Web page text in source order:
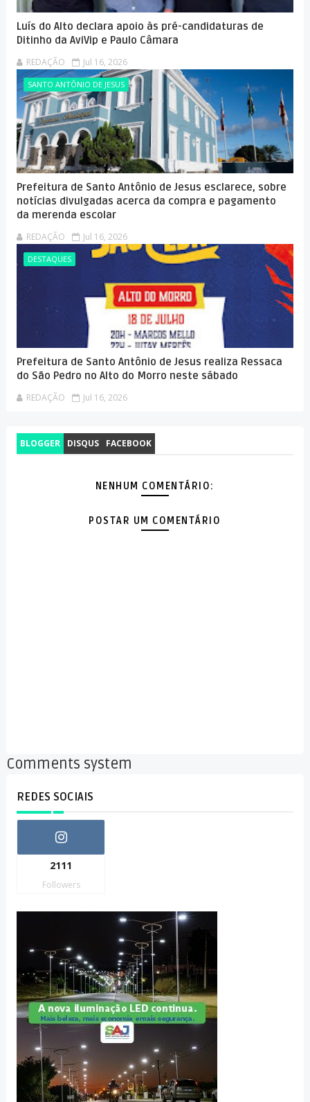
Luís do Alto declara apoio às pré-candidaturas de
Ditinho da AviVip e Paulo Câmara
REDAÇÃO Jul 16, 2026
SANTO ANTÔNIO DE JESUS
Prefeitura de Santo Antônio de Jesus esclarece, sobre
notícias divulgadas acerca da compra e pagamento
da merenda escolar
REDAÇÃO Jul 16, 2026
DESTAQUES
Prefeitura de Santo Antônio de Jesus realiza Ressaca
do São Pedro no Alto do Morro neste sábado
REDAÇÃO Jul 16, 2026
BLOGGER DISQUS FACEBOOK
NENHUM COMENTÁRIO:
POSTAR UM COMENTÁRIO
Comments system
REDES SOCIAIS
2111
Followers